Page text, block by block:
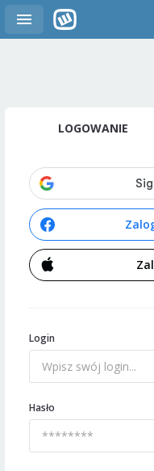
LOGOWANIE
Login
Hasło